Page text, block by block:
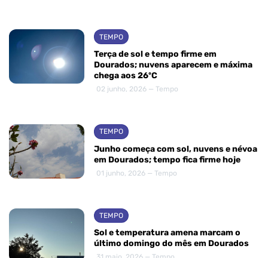
TEMPO
Terça de sol e tempo firme em
Dourados; nuvens aparecem e máxima
chega aos 26ºC
02 junho, 2026 — Tempo
TEMPO
Junho começa com sol, nuvens e névoa
em Dourados; tempo fica firme hoje
01 junho, 2026 — Tempo
TEMPO
Sol e temperatura amena marcam o
último domingo do mês em Dourados